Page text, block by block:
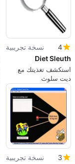
4
نسخة تجريبية
Diet Sleuth
استكشف تغذيتك مع
ديت سلوث
3
نسخة تجريبية